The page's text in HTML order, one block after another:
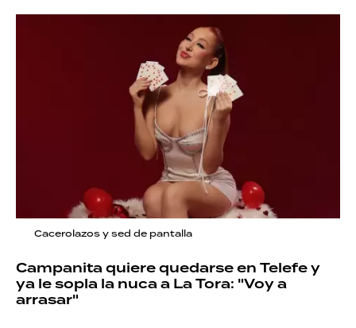
Cacerolazos y sed de pantalla
Campanita quiere quedarse en Telefe y
ya le sopla la nuca a La Tora: "Voy a
arrasar"